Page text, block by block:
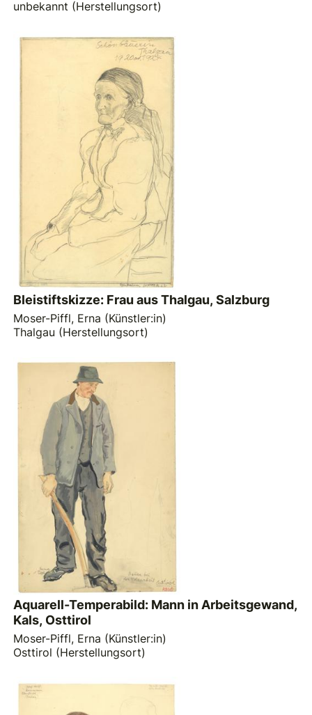
unbekannt (Herstellungsort)
Bleistiftskizze: Frau aus Thalgau, Salzburg
Moser-Piffl, Erna (Künstler:in)
Thalgau (Herstellungsort)
Aquarell-Temperabild: Mann in Arbeitsgewand,
Kals, Osttirol
Moser-Piffl, Erna (Künstler:in)
Osttirol (Herstellungsort)